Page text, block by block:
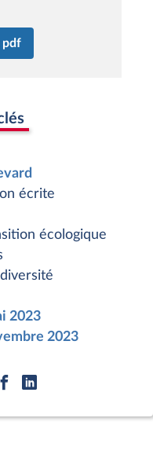
pdf
écrite
écologique
2023
2023